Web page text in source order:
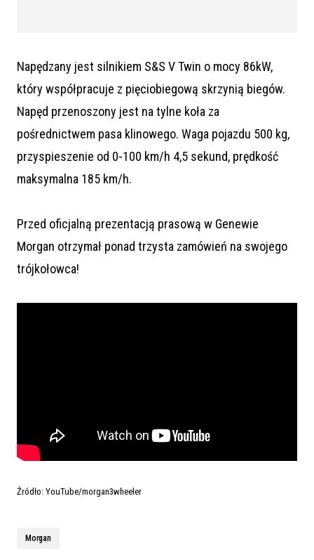
Napędzany jest silnikiem S&S V Twin o mocy 86kW,
który współpracuje z pięciobiegową skrzynią biegów.
Napęd przenoszony jest na tylne koła za
pośrednictwem pasa klinowego. Waga pojazdu 500 kg,
przyspieszenie od 0-100 km/h 4,5 sekund, prędkość
maksymalna 185 km/h.
Przed oficjalną prezentacją prasową w Genewie
Morgan otrzymał ponad trzysta zamówień na swojego
trójkołowca!
Źródło: YouTube/morgan3wheeler
Morgan